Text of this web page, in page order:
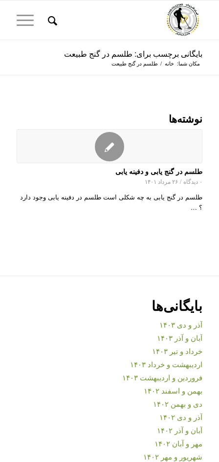
بایگانی برچسب برای: طلسم در گنج طبیعت
مکان شما: خانه / طلسم در گنج طبیعت
نوشته‌ها
طلسم در گنج یابی و دفینه یابی
۰ دیدگاه / ۲۶ مرداد ۱۴۰۱
طلسم در گنج یابی به چه شکلی است طلسم در دفینه یابی وجود دارد
؟ …
بایگانی‌ها
آذر و دی ۱۴۰۳
آبان و آذر ۱۴۰۳
خرداد و تیر ۱۴۰۳
اردیبهشت و خرداد ۱۴۰۳
فروردین و اردیبهشت ۱۴۰۳
بهمن و اسفند ۱۴۰۲
دی و بهمن ۱۴۰۲
آذر و دی ۱۴۰۲
آبان و آذر ۱۴۰۲
مهر و آبان ۱۴۰۲
شهریور و مهر ۱۴۰۲